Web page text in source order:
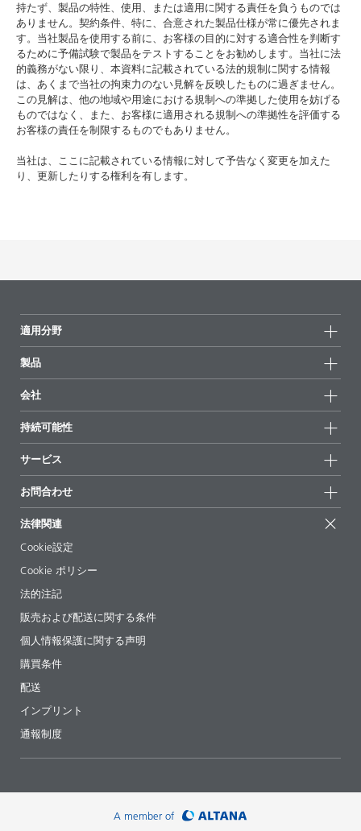
持たず、製品の特性、使用、または適用に関する責任を負うものでは
ありません。契約条件、特に、合意された製品仕様が常に優先されま
す。当社製品を使用する前に、お客様の目的に対する適合性を判断す
るために予備試験で製品をテストすることをお勧めします。当社に法
的義務がない限り、本資料に記載されている法的規制に関する情報
は、あくまで当社の拘束力のない見解を反映したものに過ぎません。
この見解は、他の地域や用途における規制への準拠した使用を妨げる
ものではなく、また、お客様に適用される規制への準拠性を評価する
お客様の責任を制限するものでもありません。
当社は、ここに記載されている情報に対して予告なく変更を加えた
り、更新したりする権利を有します。
適用分野
製品
全製品
ハイライト
会社
ニュース
拠点と販売代理店
展示会 & イベント
経営陣
持続可能性
持続可能な製品
サクセスストーリー
EcoVadis
証明書
サービス
配合の出発点
論文記事
ebooks(電子書籍)
法令情報
添加剤ガイドアプリ
ビデオ
ダウンロード
お問合わせ
法律関連
Cookie設定
Cookie ポリシー
法的注記
販売および配送に関する条件
個人情報保護に関する声明
購買条件
配送
インプリント
通報制度
A member of